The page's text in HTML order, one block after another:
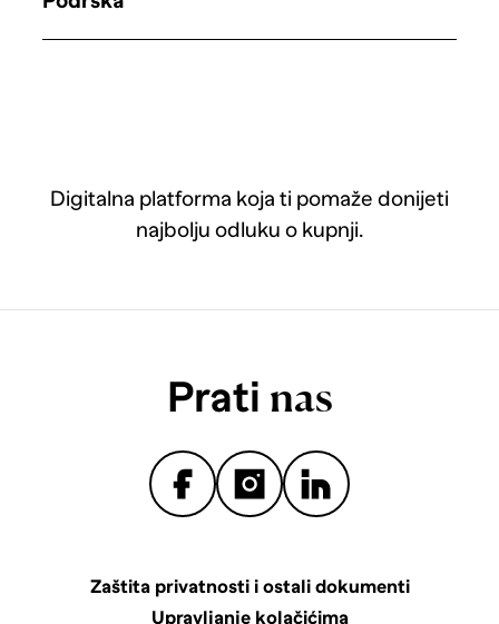
Digitalna platforma koja ti pomaže donijeti
najbolju odluku o kupnji.
Prati nas
Zaštita privatnosti i ostali dokumenti
Upravljanje kolačićima